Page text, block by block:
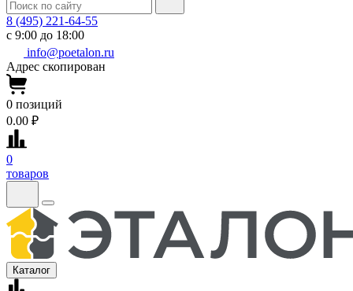
8 (495) 221-64-55
с 9:00 до 18:00
info@poetalon.ru
Адрес скопирован
0 позиций
0.00 ₽
0
товаров
Каталог